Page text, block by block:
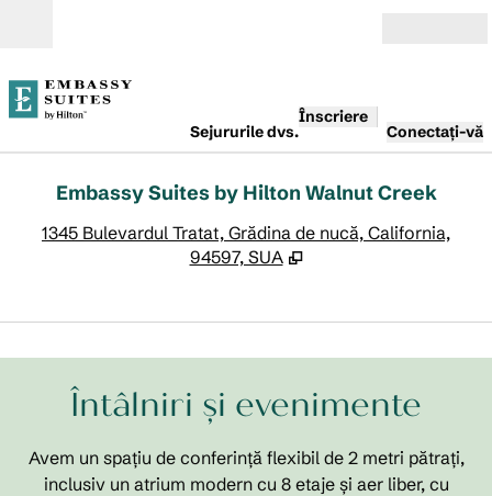
Sejururile dvs.
Înscriere
Conectați-vă
Embassy Suites by Hilton Walnut Creek
1345 Bulevardul Tratat, Grădina de nucă, California,
94597, SUA
1/7
Întâlniri și evenimente
Avem un spațiu de conferință flexibil de 2 metri pătrați,
inclusiv un atrium modern cu 8 etaje și aer liber, cu